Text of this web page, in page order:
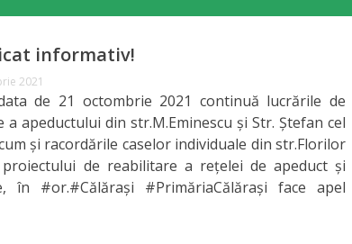
informativ!
2021
de 21 octombrie 2021 continuă lucrările de
a apeductului din str.M.Eminescu și Str. Ștefan cel
și racordările caselor individuale din str.Florilor
de reabilitare a rețelei de apeduct și
în #or.#Călărași #PrimăriaCălărași face apel